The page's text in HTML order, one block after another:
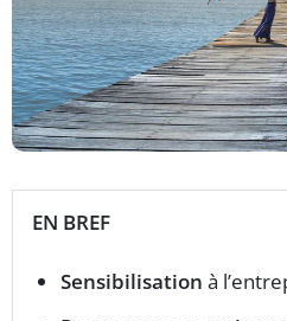
EN BREF
Sensibilisation à